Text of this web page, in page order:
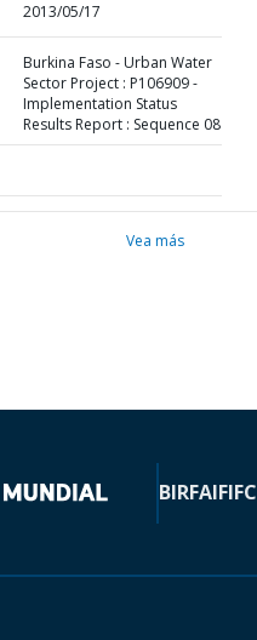
2013/05/17
Burkina Faso - Urban Water
Sector Project : P106909 -
Implementation Status
Results Report : Sequence 08
Vea más
BIRFAIFIFC